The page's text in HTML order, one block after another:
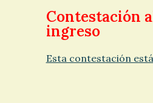
Contestación
ingreso
Esta contestación